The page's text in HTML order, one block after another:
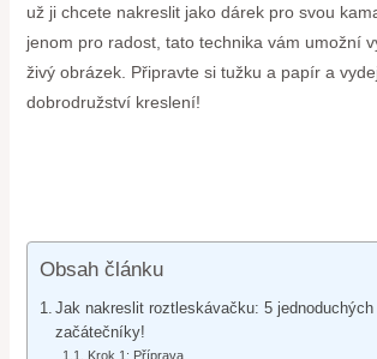
už ji chcete nakreslit jako dárek pro svou
jenom pro radost, tato technika vám umožní
živý obrázek. Připravte si tužku a papír a
dobrodružství kreslení!
Obsah článku
Jak nakreslit roztleskávačku: 5 jednoduchých
začátečníky!
Krok 1: Příprava